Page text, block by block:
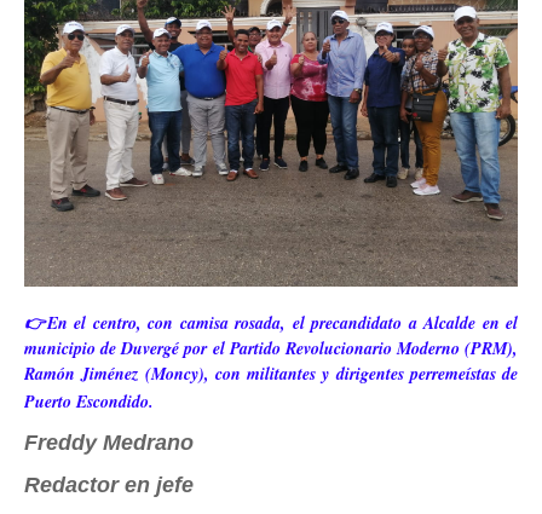
👉En el centro, con camisa rosada, el precandidato a Alcalde en el
municipio de Duvergé por el Partido Revolucionario Moderno (PRM),
Ramón Jiménez (Moncy), con militantes y dirigentes perremeístas de
Puerto Escondido.
Freddy Medrano
Redactor en jefe